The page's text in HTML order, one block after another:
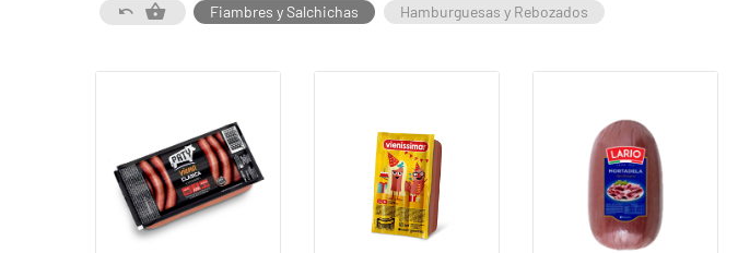
Fiambres y Salchichas Hamburguesas y Rebozados